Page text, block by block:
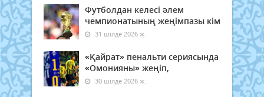
Футболдан келесі әлем
чемпионатының жеңімпазы кім
31 шілде 2026 ж.
«Қайрат» пенальти сериясында
«Омонияны» жеңіп,
30 шілде 2026 ж.